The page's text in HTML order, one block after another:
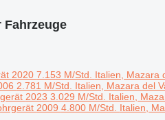
Fahrzeuge
2020 7.153 M/Std. Italien, Mazara
2.781 M/Std. Italien, Mazara del
2023 3.029 M/Std. Italien,
2009 4.800 M/Std. Italien,